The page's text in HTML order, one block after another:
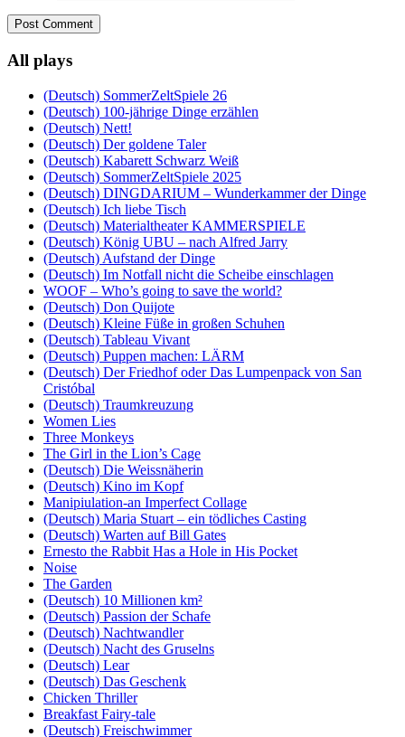
All plays
(Deutsch) SommerZeltSpiele 26
(Deutsch) 100-jährige Dinge erzählen
(Deutsch) Nett!
(Deutsch) Der goldene Taler
(Deutsch) Kabarett Schwarz Weiß
(Deutsch) SommerZeltSpiele 2025
(Deutsch) DINGDARIUM – Wunderkammer der Dinge
(Deutsch) Ich liebe Tisch
(Deutsch) Materialtheater KAMMERSPIELE
(Deutsch) König UBU – nach Alfred Jarry
(Deutsch) Aufstand der Dinge
(Deutsch) Im Notfall nicht die Scheibe einschlagen
WOOF – Who’s going to save the world?
(Deutsch) Don Quijote
(Deutsch) Kleine Füße in großen Schuhen
(Deutsch) Tableau Vivant
(Deutsch) Puppen machen: LÄRM
(Deutsch) Der Friedhof oder Das Lumpenpack von San
Cristóbal
(Deutsch) Traumkreuzung
Women Lies
Three Monkeys
The Girl in the Lion’s Cage
(Deutsch) Die Weissnäherin
(Deutsch) Kino im Kopf
Manipiulation-an Imperfect Collage
(Deutsch) Maria Stuart – ein tödliches Casting
(Deutsch) Warten auf Bill Gates
Ernesto the Rabbit Has a Hole in His Pocket
Noise
The Garden
(Deutsch) 10 Millionen km²
(Deutsch) Passion der Schafe
(Deutsch) Nachtwandler
(Deutsch) Nacht des Gruselns
(Deutsch) Lear
(Deutsch) Das Geschenk
Chicken Thriller
Breakfast Fairy-tale
(Deutsch) Freischwimmer